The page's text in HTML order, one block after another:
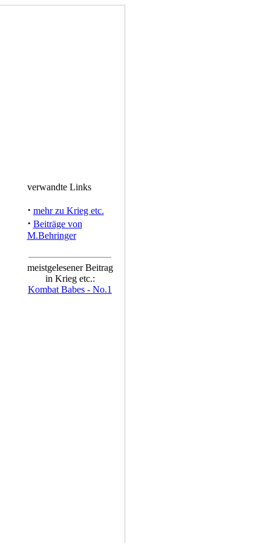
verwandte Links
· mehr zu Krieg etc.
· Beiträge von
M.Behringer
meistgelesener Beitrag
in Krieg etc.:
Kombat Babes - No.1